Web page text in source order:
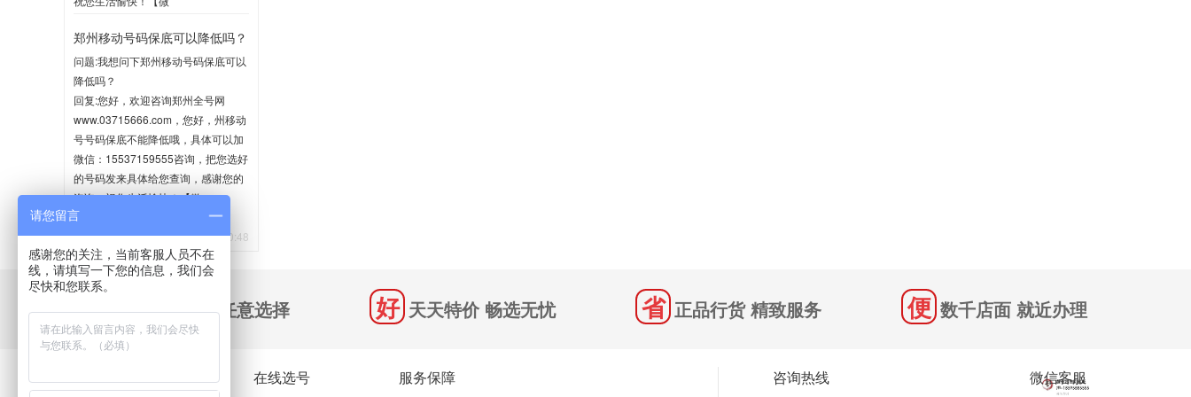
2020-06-02 10:35
郑州移动号码保底可以降低吗？
问题:我想问下郑州移动号码保底可以
降低吗？
回复:您好，欢迎咨询郑州全号网
www.03715666.com，您好，州移动
号号码保底不能降低哦，具体可以加
微信：15537159555咨询，把您选好
的号码发来具体给您查询，感谢您的
咨询，祝您生活愉快！【微
信:15537159555】
2020-05-21 10:48
千万号码 任意选择 天天特价 畅选无忧 正品行货 精致服务 数千店面 就近办理
关于我们 在线选号 服务保障 微信客服
咨询热线
请您留言
感谢您的关注，当前客服人员不在
线，请填写一下您的信息，我们会
尽快和您联系。